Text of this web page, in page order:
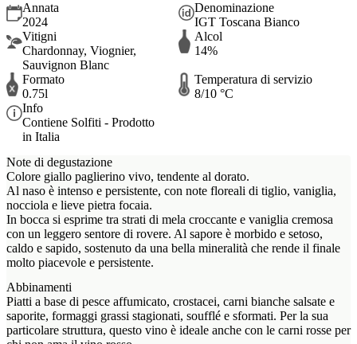
Annata
2024
Denominazione
IGT Toscana Bianco
Vitigni
Chardonnay, Viognier,
Sauvignon Blanc
Alcol
14%
Formato
0.75l
Temperatura di servizio
8/10 °C
Info
Contiene Solfiti - Prodotto
in Italia
Note di degustazione
Colore giallo paglierino vivo, tendente al dorato.
Al naso è intenso e persistente, con note floreali di tiglio, vaniglia,
nocciola e lieve pietra focaia.
In bocca si esprime tra strati di mela croccante e vaniglia cremosa
con un leggero sentore di rovere. Al sapore è morbido e setoso,
caldo e sapido, sostenuto da una bella mineralità che rende il finale
molto piacevole e persistente.
Abbinamenti
Piatti a base di pesce affumicato, crostacei, carni bianche salsate e
saporite, formaggi grassi stagionati, soufflé e sformati. Per la sua
particolare struttura, questo vino è ideale anche con le carni rosse per